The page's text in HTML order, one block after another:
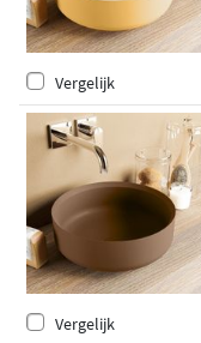
Vergelijk
Vergelijk